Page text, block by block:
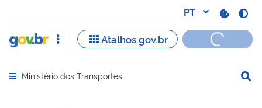
Abrir menu principal de navegação
Ministério dos Transportes